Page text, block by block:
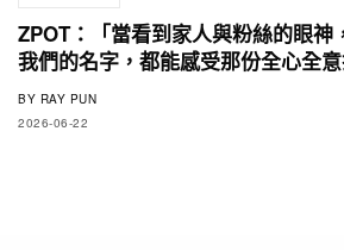
ZPOT：「當看到家人與粉絲的眼神
我們的名字，都能感受那份全心全意
BY RAY PUN
2026-06-22